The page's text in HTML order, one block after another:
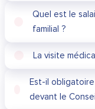
Quel est le
familial ?
La visite
Est-il
devant le